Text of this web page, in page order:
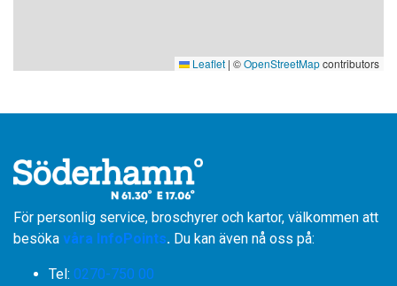
Leaflet | ©OpenStreetMapcontributors
För personlig service, broschyrer och kartor, välkommen att
besöka våra InfoPoints. Du kan även nå oss på:
Tel: 0270-750 00